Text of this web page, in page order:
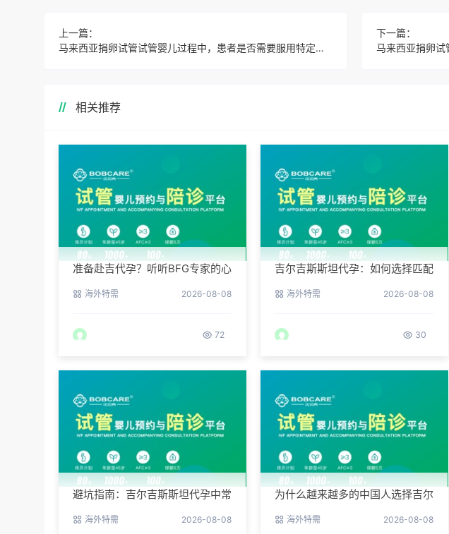
上一篇：
马来西亚捐卵试管试管婴儿过程中，患者是否需要服用特定的药物或接受激素治疗？
下一篇：
相关推荐
准备赴吉代孕？听听BFG专家的心
海外特需 2026-08-08
72
吉尔吉斯斯坦代孕：如何选择匹配
海外特需 2026-08-08
30
避坑指南：吉尔吉斯斯坦代孕中常
海外特需 2026-08-08
为什么越来越多的中国人选择吉尔
海外特需 2026-08-08